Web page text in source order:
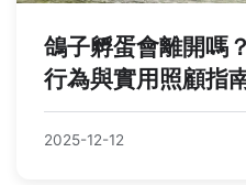
鴿子孵蛋會離開嗎
行為與實用照顧指
2025-12-12